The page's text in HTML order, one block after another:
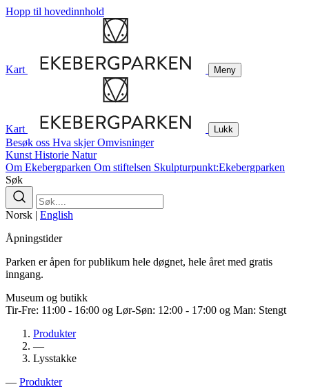
Hopp til hovedinnhold
Kart Meny
Kart Lukk
Besøk oss Hva skjerOmvisninger
Kunst Historie Natur
Om Ekebergparken Om stiftelsen Skulpturpunkt:Ekebergparken
Søk
Norsk | English
Åpningstider
Parken er åpen for publikum hele døgnet, hele året med gratis
inngang.
Museum og butikk
Tir-Fre: 11:00 - 16:00 og Lør-Søn: 12:00 - 17:00 og Man: Stengt
Produkter
—
Lysstakke
— Produkter